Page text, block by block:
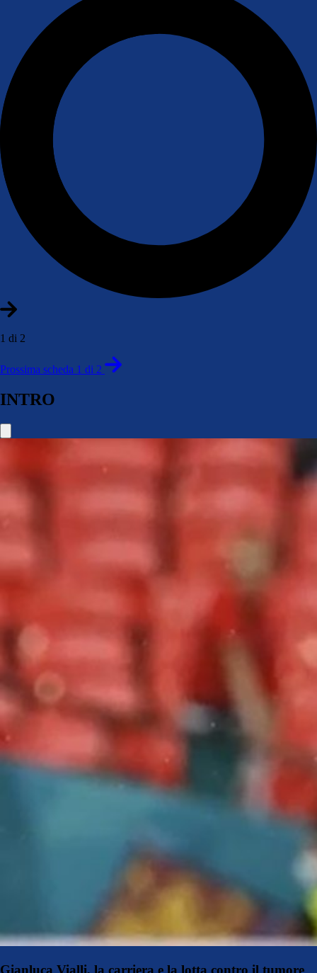
1 di 2
Prossima scheda 1 di 2
INTRO
Gianluca Vialli, la carriera e la lotta contro il tumore